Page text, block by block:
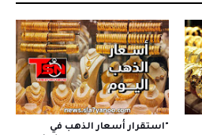
"استقرار أسعار الذهب في